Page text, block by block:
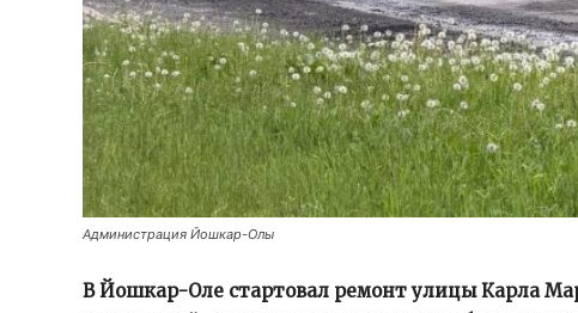
Администрация Йошкар-Олы
В Йошкар-Оле стартовал ремонт улицы Карла